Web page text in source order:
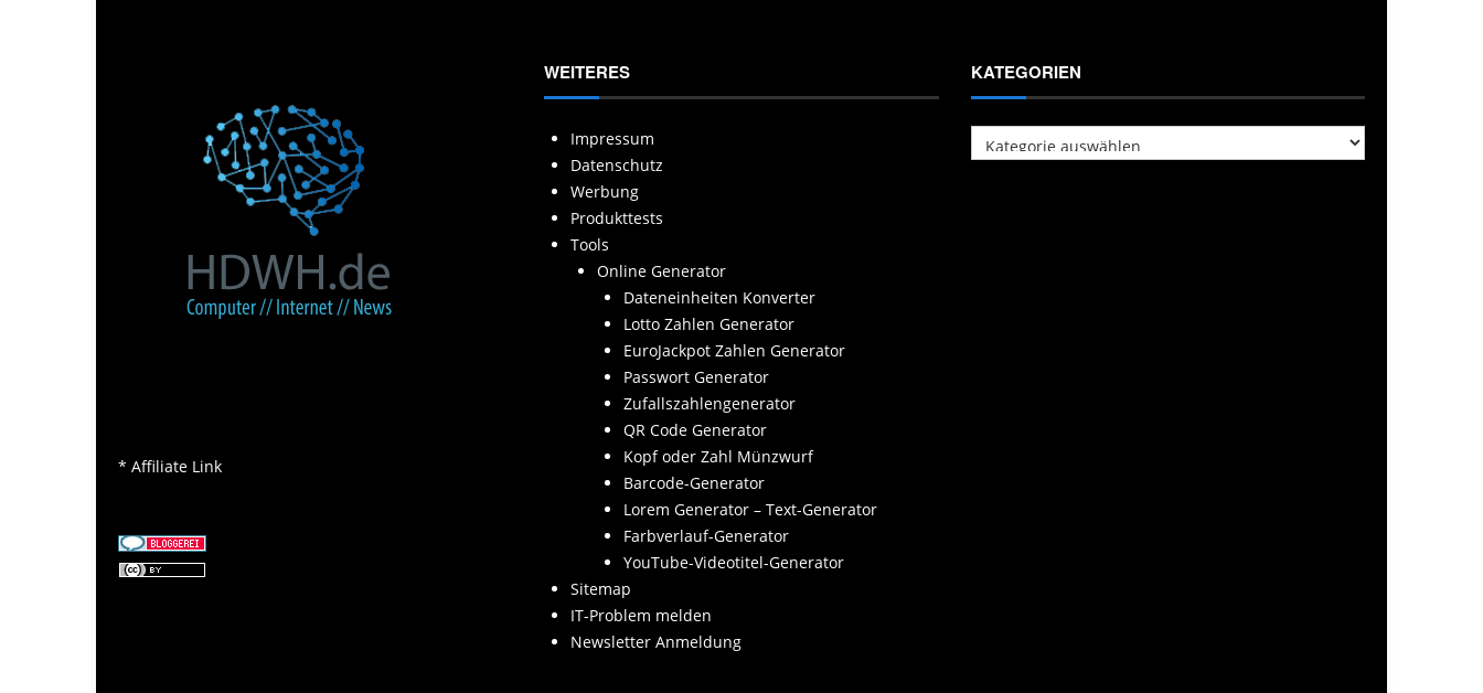
* Affiliate Link
WEITERES
Impressum
Datenschutz
Werbung
Produkttests
Tools
Online Generator
Dateneinheiten Konverter
Lotto Zahlen Generator
EuroJackpot Zahlen Generator
Passwort Generator
Zufallszahlengenerator
QR Code Generator
Kopf oder Zahl Münzwurf
Barcode-Generator
Lorem Generator – Text-Generator
Farbverlauf-Generator
YouTube-Videotitel-Generator
Sitemap
IT-Problem melden
Newsletter Anmeldung
KATEGORIEN
Kategorien